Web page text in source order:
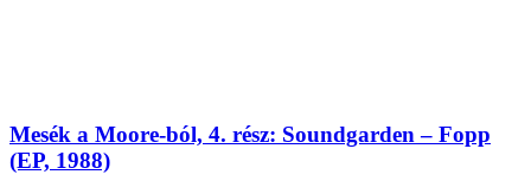
Mesék a Moore-ból, 4. rész: Soundgarden – Fopp
(EP, 1988)